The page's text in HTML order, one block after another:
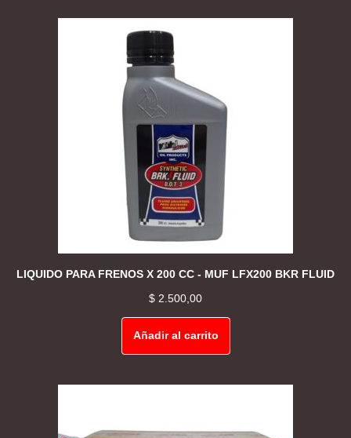
LIQUIDO PARA FRENOS X 200 CC - MUF LFX200 BKR FLUID
$ 2.500,00
Añadir al carrito